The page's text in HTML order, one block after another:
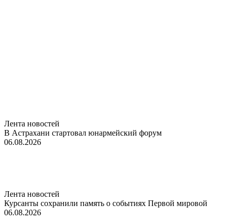
Лента новостей
В Астрахани стартовал юнармейский форум
06.08.2026
Лента новостей
Курсанты сохранили память о событиях Первой мировой
06.08.2026